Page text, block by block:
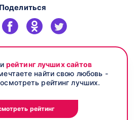
Поделиться
рейтинг лучших сайтов
найти свою любовь -
рейтинг лучших.
рейтинг